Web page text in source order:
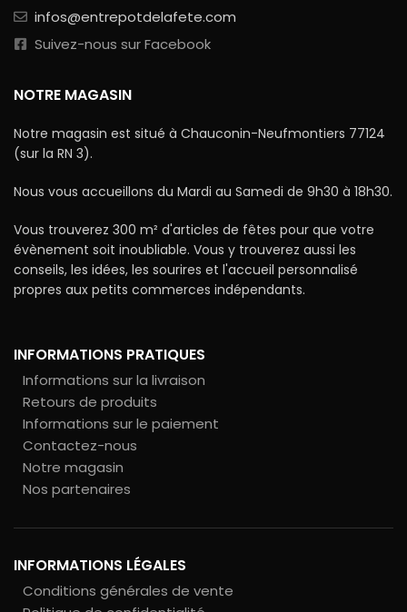
infos@entrepotdelafete.com
Suivez-nous sur Facebook
NOTRE MAGASIN
Notre magasin est situé à Chauconin-Neufmontiers 77124
(sur la RN 3).
Nous vous accueillons du Mardi au Samedi de 9h30 à 18h30.
Vous trouverez 300 m² d'articles de fêtes pour que votre
évènement soit inoubliable. Vous y trouverez aussi les
conseils, les idées, les sourires et l'accueil personnalisé
propres aux petits commerces indépendants.
INFORMATIONS PRATIQUES
Informations sur la livraison
Retours de produits
Informations sur le paiement
Contactez-nous
Notre magasin
Nos partenaires
INFORMATIONS LÉGALES
Conditions générales de vente